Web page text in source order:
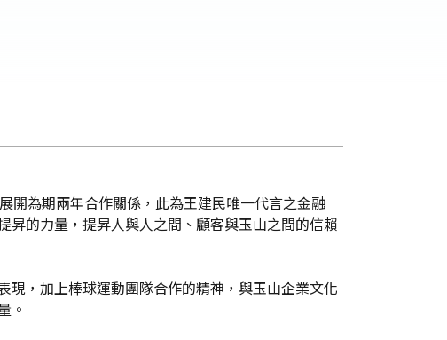
開為期兩年合作關係，此為王建民唯一代言之金融
的力量，提昇人與人之間、顧客與玉山之間的信賴
，加上棒球運動團隊合作的精神，與玉山企業文化
。